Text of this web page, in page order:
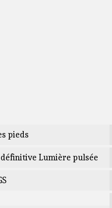
pieds
Lumière pulsée